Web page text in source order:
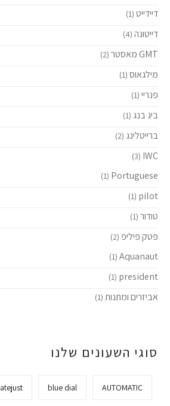
דיידייט (1)
דייטונה (4)
GMT מאסטר (2)
מילגאוס (1)
פנריי (1)
ביג בנג (1)
ברייטלינג (2)
IWC
(3)
Portuguese
(1)
pilot
(1)
טודור (1)
פטק פיליפ (2)
Aquanaut
(1)
president
(1)
אביזרים ומתנות (1)
סוגי השעונים שלנו
AUTOMATIC
blue dial